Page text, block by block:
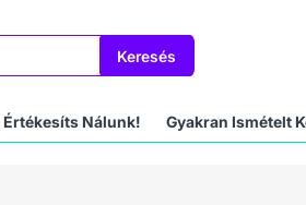
Keresés
Értékesíts Nálunk! Gyakran Ismételt